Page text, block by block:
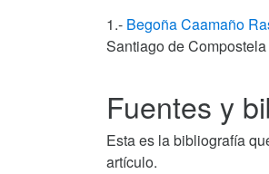
1.- Begoña Caamaño
Santiago de
Fuentes y
Esta es la bibliografía
artículo.